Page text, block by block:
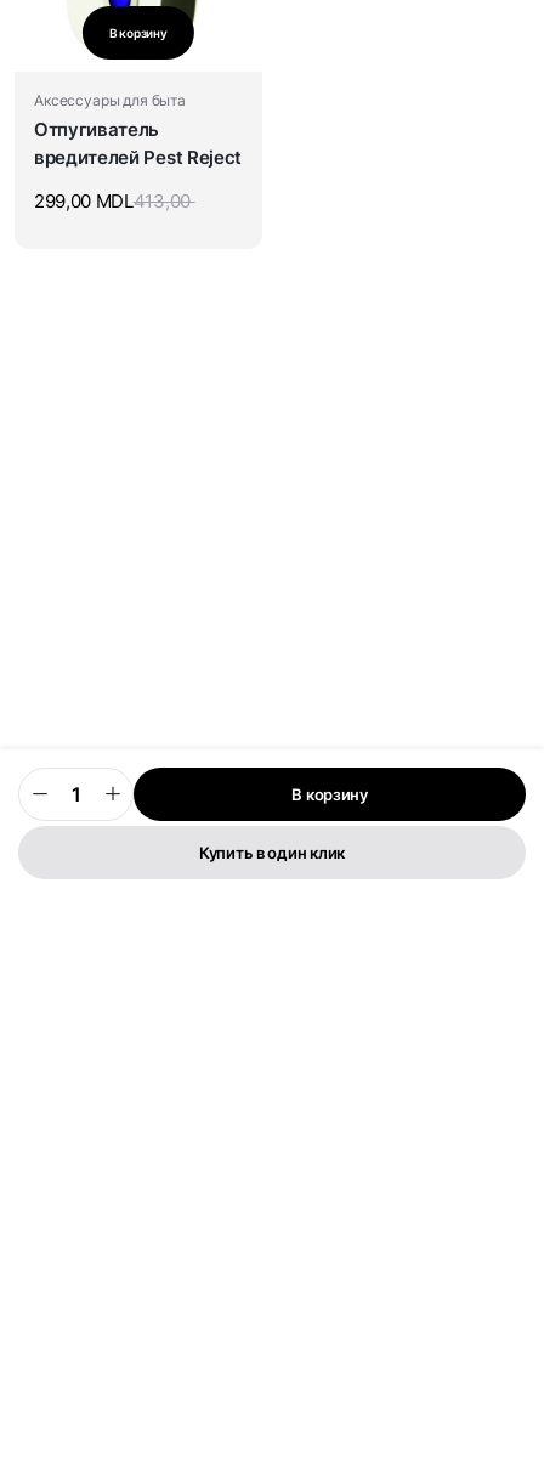
В корзину
Купить в один клик
В корзину
Аксессуары для быта
Отпугиватель
вредителей Pest Reject
413,00
299,00 MDL